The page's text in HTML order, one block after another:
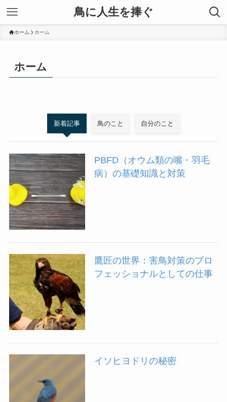
鳥に人生を捧ぐ
ホーム ホーム
ホーム
新着記事 鳥のこと 自分のこと
PBFD（オウム類の嘴・羽毛
病）の基礎知識と対策
鷹匠の世界：害鳥対策のプロ
フェッショナルとしての仕事
イソヒヨドリの秘密